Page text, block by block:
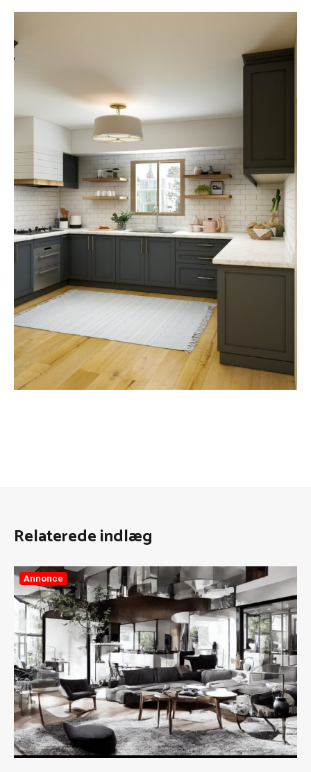
Relaterede indlæg
Annonce